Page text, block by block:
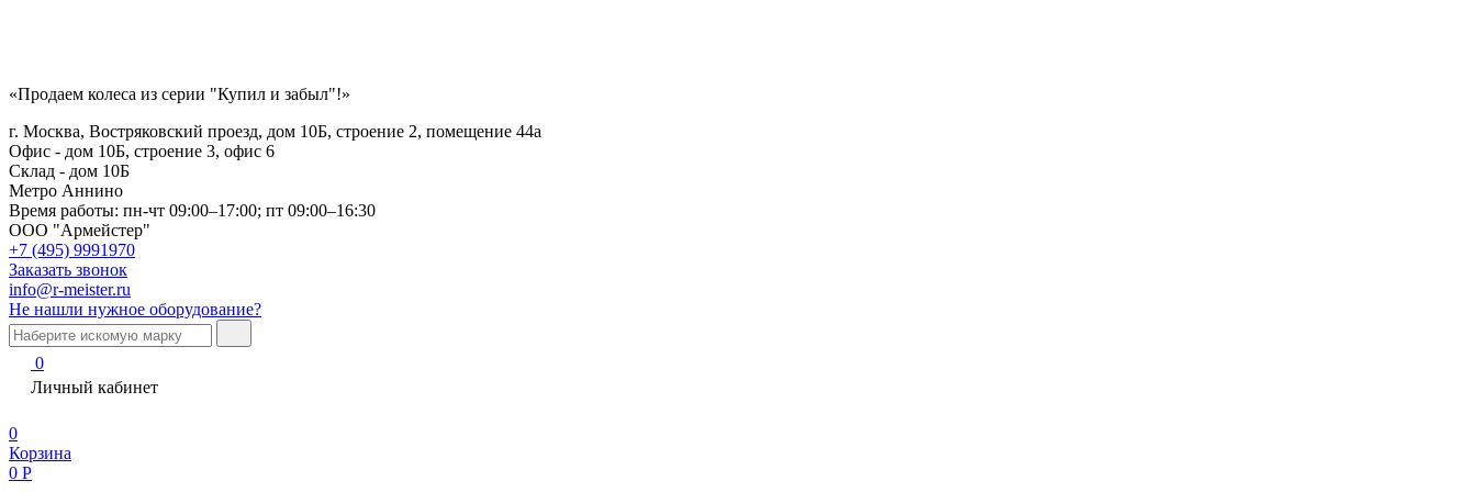
«Продаем колеса из серии "Купил и забыл"!»
г. Москва, Востряковский проезд, дом 10Б, строение 2, помещение 44а
Офис - дом 10Б, строение 3, офис 6
Склад - дом 10Б
Метро Аннино
Время работы: пн-чт 09:00–17:00; пт 09:00–16:30
ООО "Армейстер"
+7 (495) 9991970
Заказать звонок
info@r-meister.ru
Не нашли нужное оборудование?
0
Личный кабинет
0
Корзина
0 Р